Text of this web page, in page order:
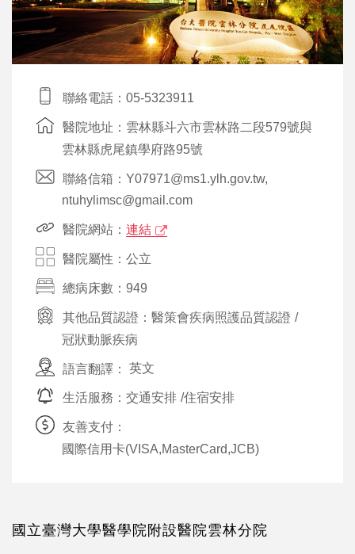
聯絡電話：05-5323911
醫院地址：雲林縣斗六市雲林路二段579號與
雲林縣虎尾鎮學府路95號
聯絡信箱：Y07971@ms1.ylh.gov.tw,
ntuhylimsc@gmail.com
醫院網站： 連結
醫院屬性：公立
總病床數：949
其他品質認證： 醫策會疾病照護品質認證 /
冠狀動脈疾病
語言翻譯： 英文
生活服務： 交通安排 /住宿安排
友善支付：
國際信用卡(VISA,MasterCard,JCB)
國立臺灣大學醫學院附設醫院雲林分院